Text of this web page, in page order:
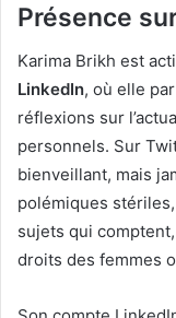
Présence
Karima Brikh est
LinkedIn, où elle
réflexions sur
personnels. Sur
bienveillant, mais
polémiques
sujets qui
droits des femmes